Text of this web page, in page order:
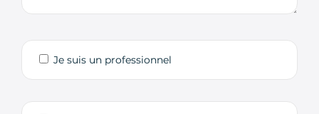
Je suis un professionnel